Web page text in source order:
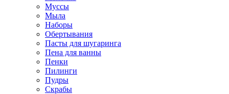
Муссы
Мыла
Наборы
Обертывания
Пасты для шугаринга
Пена для ванны
Пенки
Пилинги
Пудры
Скрабы